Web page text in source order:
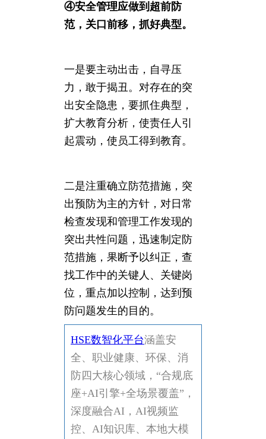
④安全管理应做到超前防
范，关口前移，抓好典型。
一是要主动出击，自寻压
力，敢于揭丑。对存在的突
出安全隐患，要抓住典型，
扩大教育分析，使责任人引
起震动，使员工得到教育。
二是注重确立防范措施，突
出预防为主的方针，对日常
检查发现和管理工作发现的
突出共性问题，迅速制定防
范措施，果断予以纠正，查
找工作中的关键人、关键岗
位，重点加以控制，达到预
防问题发生的目的。
HSE数智化平台涵盖安
全、职业健康、环保、消
防四大核心领域，“合规底
座+AI引擎+全场景覆盖”，
深度融合AI，AI视频监
控、AI知识库、本地大模